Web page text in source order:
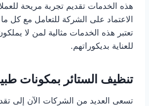
هذه الخدمات تقديم تجربة مريحة
الاعتماد على الشركة للتعامل مع كل ما
تعتبر هذه الخدمات مثالية لمن لا
للعناية بديكوراتهم.
تنظيف الستائر بمكونات
تسعى العديد من الشركات الآن إلى